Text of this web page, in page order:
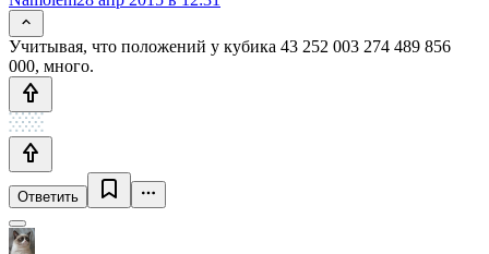
Учитывая, что положений у кубика 43 252 003 274 489 856
000, много.
Ответить